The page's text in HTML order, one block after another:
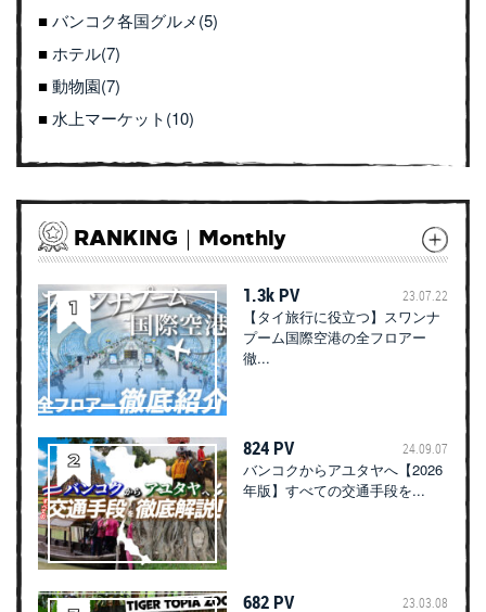
バンコク各国グルメ(5)
ホテル(7)
動物園(7)
水上マーケット(10)
RANKING｜Monthly
1.3k PV 23.07.22
【タイ旅行に役立つ】スワンナ
プーム国際空港の全フロアー
徹...
824 PV 24.09.07
バンコクからアユタヤへ【2026
年版】すべての交通手段を...
682 PV 23.03.08